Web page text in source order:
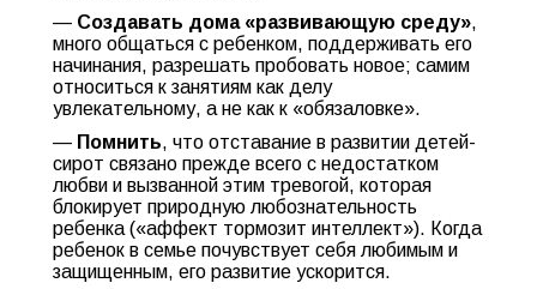
— Создавать дома «развивающую среду»,
много общаться с ребенком, поддерживать его
начинания, разрешать пробовать новое; самим
относиться к занятиям как делу
увлекательному, а не как к «обязаловке».
— Помнить, что отставание в развитии детей-
сирот связано прежде всего с недостатком
любви и вызванной этим тревогой, которая
блокирует природную любознательность
ребенка («аффект тормозит интеллект»). Когда
ребенок в семье почувствует себя любимым и
защищенным, его развитие ускорится.